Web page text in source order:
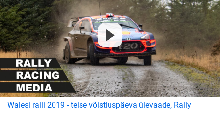
Walesi ralli 2019 - teise võistluspäeva ülevaade, Rally